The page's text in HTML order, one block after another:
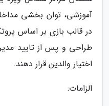
آموزشی، توان بخشی
در قالب بازی بر اساس
طراحی و پس از تایید
اختیار والدین قرار دهند.
الزامات: